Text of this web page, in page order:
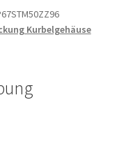
Kurbelgehäuse